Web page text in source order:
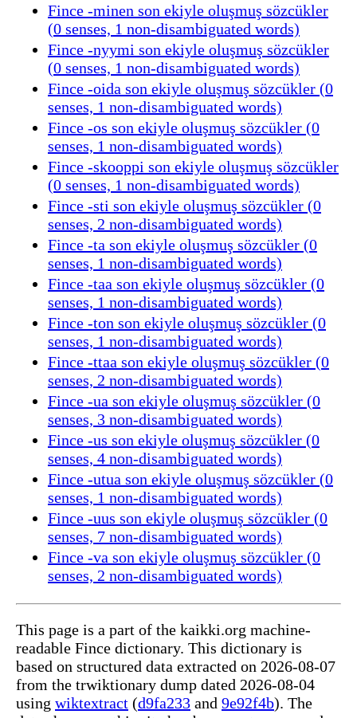
Fince -minen son ekiyle oluşmuş sözcükler
(0 senses, 1 non-disambiguated words)
Fince -nyymi son ekiyle oluşmuş sözcükler
(0 senses, 1 non-disambiguated words)
Fince -oida son ekiyle oluşmuş sözcükler (0
senses, 1 non-disambiguated words)
Fince -os son ekiyle oluşmuş sözcükler (0
senses, 1 non-disambiguated words)
Fince -skooppi son ekiyle oluşmuş sözcükler
(0 senses, 1 non-disambiguated words)
Fince -sti son ekiyle oluşmuş sözcükler (0
senses, 2 non-disambiguated words)
Fince -ta son ekiyle oluşmuş sözcükler (0
senses, 1 non-disambiguated words)
Fince -taa son ekiyle oluşmuş sözcükler (0
senses, 1 non-disambiguated words)
Fince -ton son ekiyle oluşmuş sözcükler (0
senses, 1 non-disambiguated words)
Fince -ttaa son ekiyle oluşmuş sözcükler (0
senses, 2 non-disambiguated words)
Fince -ua son ekiyle oluşmuş sözcükler (0
senses, 3 non-disambiguated words)
Fince -us son ekiyle oluşmuş sözcükler (0
senses, 4 non-disambiguated words)
Fince -utua son ekiyle oluşmuş sözcükler (0
senses, 1 non-disambiguated words)
Fince -uus son ekiyle oluşmuş sözcükler (0
senses, 7 non-disambiguated words)
Fince -va son ekiyle oluşmuş sözcükler (0
senses, 2 non-disambiguated words)
This page is a part of the kaikki.org machine-
readable Fince dictionary. This dictionary is
based on structured data extracted on 2026-08-07
from the trwiktionary dump dated 2026-08-04
using wiktextract (d9fa233 and 9e92f4b). The